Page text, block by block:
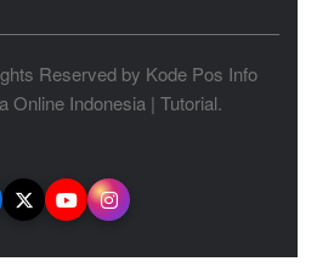
Reserved by Kode Pos Info
Online Indonesia| Tutorial.